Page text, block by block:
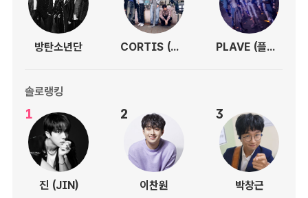
방탄소년단 CORTIS (코르티스) PLAVE (플레이브)
솔로랭킹
1
진 (JIN)
2
이찬원
3
박창근